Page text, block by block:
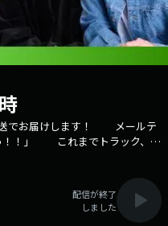
送でお届けします！ メールテ
！！」 これまでトラック、チ
か？」というテーマでお送り
司の話なら3時間余裕でいけ
やつがいいけど…ブツブ
で放送を盛り上げていただきま
配信が終了
しました